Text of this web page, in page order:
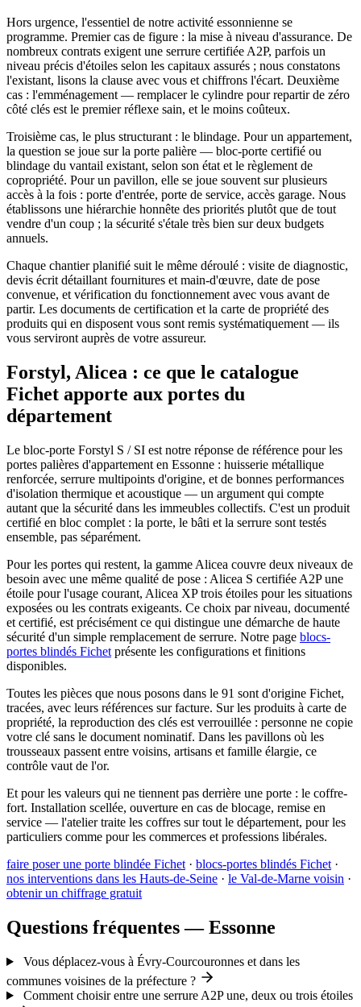
Hors urgence, l'essentiel de notre activité essonnienne se
programme. Premier cas de figure : la mise à niveau d'assurance. De
nombreux contrats exigent une serrure certifiée A2P, parfois un
niveau précis d'étoiles selon les capitaux assurés ; nous constatons
l'existant, lisons la clause avec vous et chiffrons l'écart. Deuxième
cas : l'emménagement — remplacer le cylindre pour repartir de zéro
côté clés est le premier réflexe sain, et le moins coûteux.
Troisième cas, le plus structurant : le blindage. Pour un appartement,
la question se joue sur la porte palière — bloc-porte certifié ou
blindage du vantail existant, selon son état et le règlement de
copropriété. Pour un pavillon, elle se joue souvent sur plusieurs
accès à la fois : porte d'entrée, porte de service, accès garage. Nous
établissons une hiérarchie honnête des priorités plutôt que de tout
vendre d'un coup ; la sécurité s'étale très bien sur deux budgets
annuels.
Chaque chantier planifié suit le même déroulé : visite de diagnostic,
devis écrit détaillant fournitures et main-d'œuvre, date de pose
convenue, et vérification du fonctionnement avec vous avant de
partir. Les documents de certification et la carte de propriété des
produits qui en disposent vous sont remis systématiquement — ils
vous serviront auprès de votre assureur.
Forstyl, Alicea : ce que le catalogue
Fichet apporte aux portes du
département
Le bloc-porte Forstyl S / SI est notre réponse de référence pour les
portes palières d'appartement en Essonne : huisserie métallique
renforcée, serrure multipoints d'origine, et de bonnes performances
d'isolation thermique et acoustique — un argument qui compte
autant que la sécurité dans les immeubles collectifs. C'est un produit
certifié en bloc complet : la porte, le bâti et la serrure sont testés
ensemble, pas séparément.
Pour les portes qui restent, la gamme Alicea couvre deux niveaux de
besoin avec une même qualité de pose : Alicea S certifiée A2P une
étoile pour l'usage courant, Alicea XP trois étoiles pour les situations
exposées ou les contrats exigeants. Ce choix par niveau, documenté
et certifié, est précisément ce qui distingue une démarche de haute
sécurité d'un simple remplacement de serrure. Notre page blocs-
portes blindés Fichet présente les configurations et finitions
disponibles.
Toutes les pièces que nous posons dans le 91 sont d'origine Fichet,
tracées, avec leurs références sur facture. Sur les produits à carte de
propriété, la reproduction des clés est verrouillée : personne ne copie
votre clé sans le document nominatif. Dans les pavillons où les
trousseaux passent entre voisins, artisans et famille élargie, ce
contrôle vaut de l'or.
Et pour les valeurs qui ne tiennent pas derrière une porte : le coffre-
fort. Installation scellée, ouverture en cas de blocage, remise en
service — l'atelier traite les coffres sur tout le département, pour les
particuliers comme pour les commerces et professions libérales.
faire poser une porte blindée Fichet · blocs-portes blindés Fichet ·
nos interventions dans les Hauts-de-Seine · le Val-de-Marne voisin ·
obtenir un chiffrage gratuit
Questions fréquentes — Essonne
Vous déplacez-vous à Évry-Courcouronnes et dans les
communes voisines de la préfecture ?
Comment choisir entre une serrure A2P une, deux ou trois étoiles